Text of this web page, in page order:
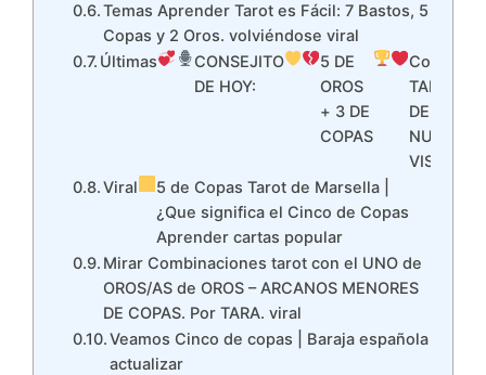
Temas Aprender Tarot es Fácil: 7 Bastos, 5
Copas y 2 Oros. volviéndose viral
Últimas
CONSEJITO
DE HOY:
5 DE
OROS
+ 3 DE
COPAS
Con el
TAROT
DE LA
NUEVA
VISIÓN
Viral
5 de Copas Tarot de Marsella |
¿Que significa el Cinco de Copas
Aprender cartas popular
Mirar Combinaciones tarot con el UNO de
OROS/AS de OROS – ARCANOS MENORES
DE COPAS. Por TARA. viral
Veamos Cinco de copas | Baraja española
actualizar